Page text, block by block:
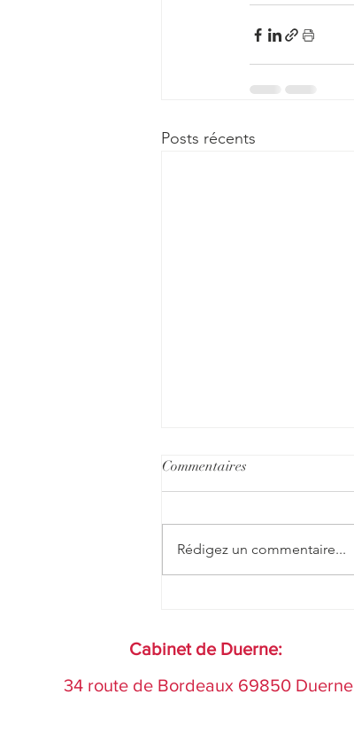
Posts récents
Savapacer
Commentaires
Rédigez un commentaire...
Cabinet de Duerne:
34 route de Bordeaux 69850 Duerne